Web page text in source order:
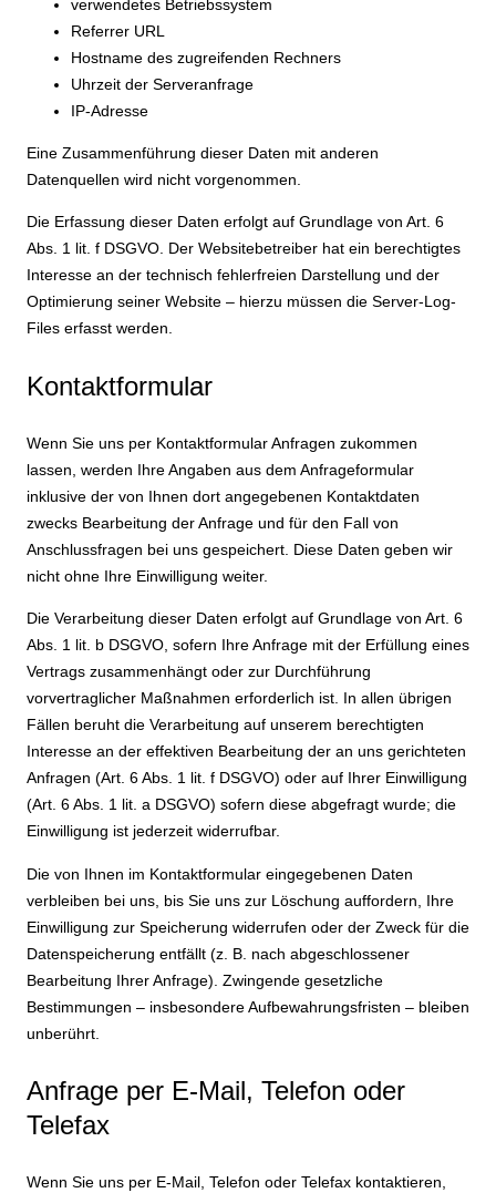
verwendetes Betriebssystem
Referrer URL
Hostname des zugreifenden Rechners
Uhrzeit der Serveranfrage
IP-Adresse
Eine Zusammenführung dieser Daten mit anderen
Datenquellen wird nicht vorgenommen.
Die Erfassung dieser Daten erfolgt auf Grundlage von Art. 6
Abs. 1 lit. f DSGVO. Der Websitebetreiber hat ein berechtigtes
Interesse an der technisch fehlerfreien Darstellung und der
Optimierung seiner Website – hierzu müssen die Server-Log-
Files erfasst werden.
Kontaktformular
Wenn Sie uns per Kontaktformular Anfragen zukommen
lassen, werden Ihre Angaben aus dem Anfrageformular
inklusive der von Ihnen dort angegebenen Kontaktdaten
zwecks Bearbeitung der Anfrage und für den Fall von
Anschlussfragen bei uns gespeichert. Diese Daten geben wir
nicht ohne Ihre Einwilligung weiter.
Die Verarbeitung dieser Daten erfolgt auf Grundlage von Art. 6
Abs. 1 lit. b DSGVO, sofern Ihre Anfrage mit der Erfüllung eines
Vertrags zusammenhängt oder zur Durchführung
vorvertraglicher Maßnahmen erforderlich ist. In allen übrigen
Fällen beruht die Verarbeitung auf unserem berechtigten
Interesse an der effektiven Bearbeitung der an uns gerichteten
Anfragen (Art. 6 Abs. 1 lit. f DSGVO) oder auf Ihrer Einwilligung
(Art. 6 Abs. 1 lit. a DSGVO) sofern diese abgefragt wurde; die
Einwilligung ist jederzeit widerrufbar.
Die von Ihnen im Kontaktformular eingegebenen Daten
verbleiben bei uns, bis Sie uns zur Löschung auffordern, Ihre
Einwilligung zur Speicherung widerrufen oder der Zweck für die
Datenspeicherung entfällt (z. B. nach abgeschlossener
Bearbeitung Ihrer Anfrage). Zwingende gesetzliche
Bestimmungen – insbesondere Aufbewahrungsfristen – bleiben
unberührt.
Anfrage per E-Mail, Telefon oder
Telefax
Wenn Sie uns per E-Mail, Telefon oder Telefax kontaktieren,